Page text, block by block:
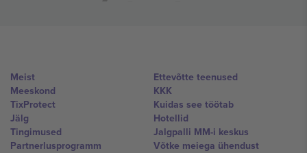
Meist
Meeskond
TixProtect
Jälg
Tingimused
Partnerlusprogramm
Ettevõtte teenused
KKK
Kuidas see töötab
Hotellid
Jalgpalli MM-i keskus
Võtke meiega ühendust